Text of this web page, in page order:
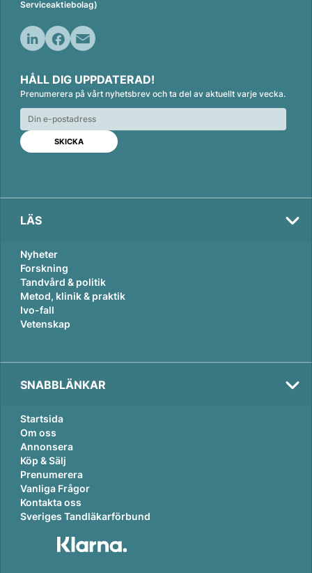
Serviceaktiebolag)
n
k
e
d
n
c
e
b
o
o
k
a
i
l
HÅLL DIG UPPDATERAD!
Prenumerera på vårt nyhetsbrev och ta del av aktuellt varje vecka.
LÄS
Nyheter
Forskning
Tandvård & politik
Metod, klinik & praktik
Ivo-fall
Vetenskap
SNABBLÄNKAR
Startsida
Om oss
Annonsera
Köp & Sälj
Prenumerera
Vanliga Frågor
Kontakta oss
Sveriges Tandläkarförbund